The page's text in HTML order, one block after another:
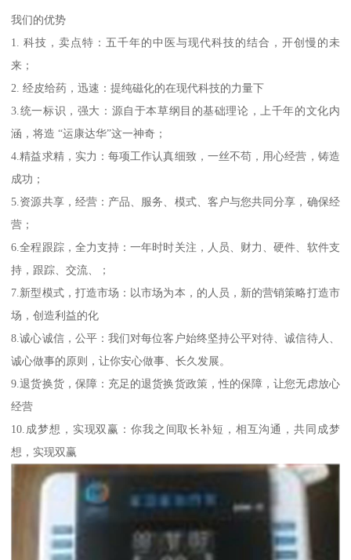
我们的优势
1. 科技，卖点特：五千年的中医与现代科技的结合，开创慢的未
来；
2. 经皮给药，迅速：提纯磁化的在现代科技的力量下
3.统一标识，强大：源自于本草纲目的基础理论，上千年的文化内
涵，将造 “运康达华”这一神奇；
4.精益求精，实力：每项工作认真细致，一丝不苟，用心经营，铸造
成功；
5.资源共享，经营：产品、服务、模式、客户与您共同分享，确保经
营；
6.全程跟踪，全力支持：一年时时关注，人员、财力、硬件、软件支
持，跟踪、交流、；
7.新型模式，打造市场：以市场为本，的人员，新的营销策略打造市
场，创造利益的化
8.诚心诚信，公平：我们对每位客户始终坚持公平对待、诚信待人、
诚心做事的原则，让你安心做事、长久发展。
9.退货换货，保障：充足的退货换货政策，性的保障，让您无虑放心
经营
10.成梦想，实现双赢：你我之间取长补短，相互沟通，共同成梦
想，实现双赢